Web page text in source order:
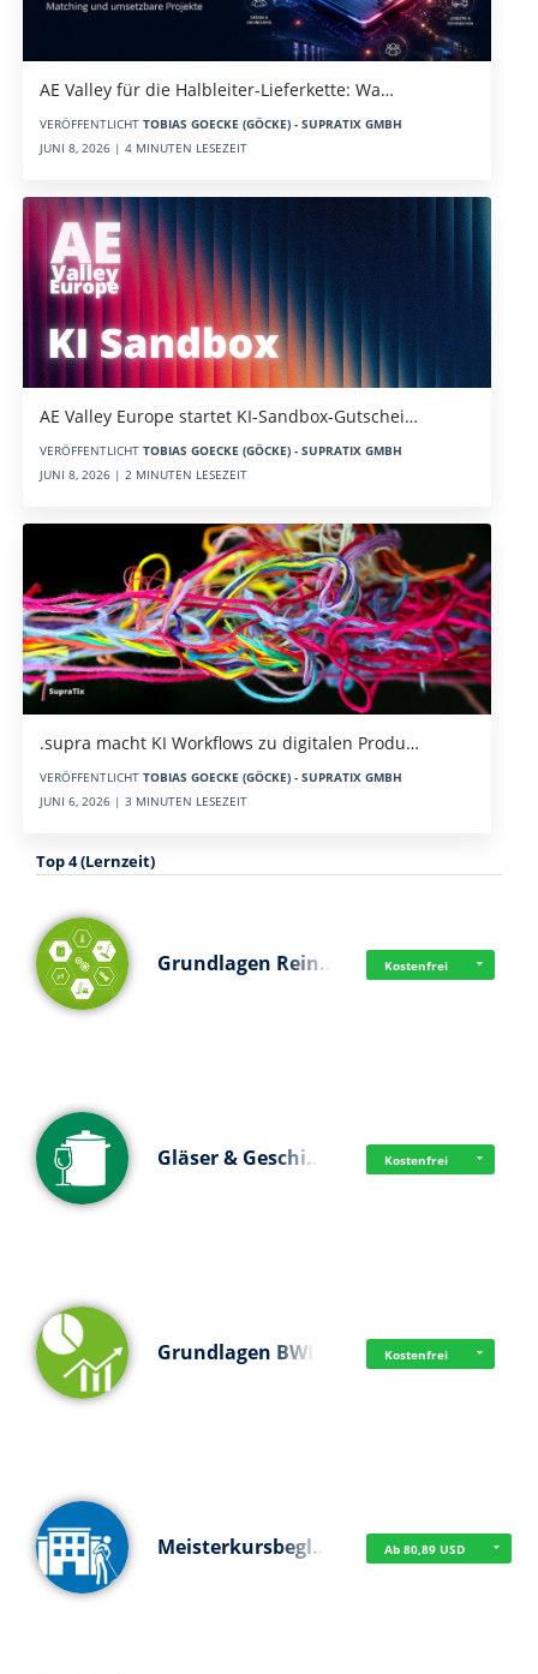
AE Valley für die Halbleiter-Lieferkette: Wa…
VERÖFFENTLICHT TOBIAS GOECKE (GÖCKE) - SUPRATIX GMBH
JUNI 8, 2026 | 4 MINUTEN LESEZEIT
AE Valley Europe startet KI-Sandbox-Gutschei…
VERÖFFENTLICHT TOBIAS GOECKE (GÖCKE) - SUPRATIX GMBH
JUNI 8, 2026 | 2 MINUTEN LESEZEIT
.supra macht KI Workflows zu digitalen Produ…
VERÖFFENTLICHT TOBIAS GOECKE (GÖCKE) - SUPRATIX GMBH
JUNI 6, 2026 | 3 MINUTEN LESEZEIT
Top 4 (Lernzeit)
Grundlagen Rein… Kostenfrei
Gläser & Geschi… Kostenfrei
Grundlagen BWL Kostenfrei
Meisterkursbegl… Ab 80,89 USD